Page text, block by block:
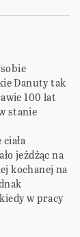
Danuty tak
100 lat
stanie
jeżdżąc na
kochanej na
w pracy